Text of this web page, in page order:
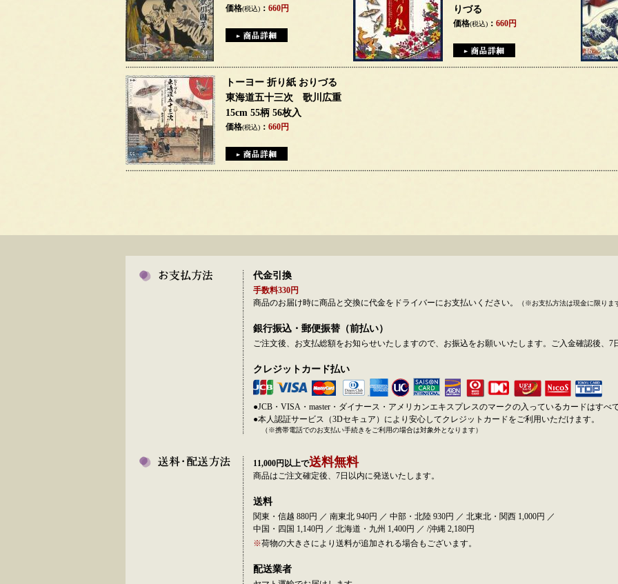
価格(税込) ： 660円
りづる
価格(税込) ： 660円
トーヨー 折り紙 おりづる
東海道五十三次 歌川広重
15cm 55柄 56枚入
価格(税込) ： 660円
代金引換
手数料330円
商品のお届け時に商品と交換に代金をドライバーにお支払いください。
（※お支払方法は現金に限りま
銀行振込・郵便振替（前払い）
ご注文後、お支払総額をお知らせいたしますので、お振込をお願いいたします。ご入金確認後、7
クレジットカード払い
●JCB・VISA・master・ダイナース・アメリカンエキスプレスのマークの入っているカードはすべ
●本人認証サービス（3Dセキュア）により安心してクレジットカードをご利用いただけます。
（※携帯電話でのお支払い手続きをご利用の場合は対象外となります）
11,000円以上で送料無料
商品はご注文確定後、7日以内に発送いたします。
送料
関東・信越 880円 ／ 南東北 940円 ／ 中部・北陸 930円 ／ 北東北・関西 1,000円 ／
中国・四国 1,140円 ／ 北海道・九州 1,400円 ／ /沖縄 2,180円
※荷物の大きさにより送料が追加される場合もございます。
配送業者